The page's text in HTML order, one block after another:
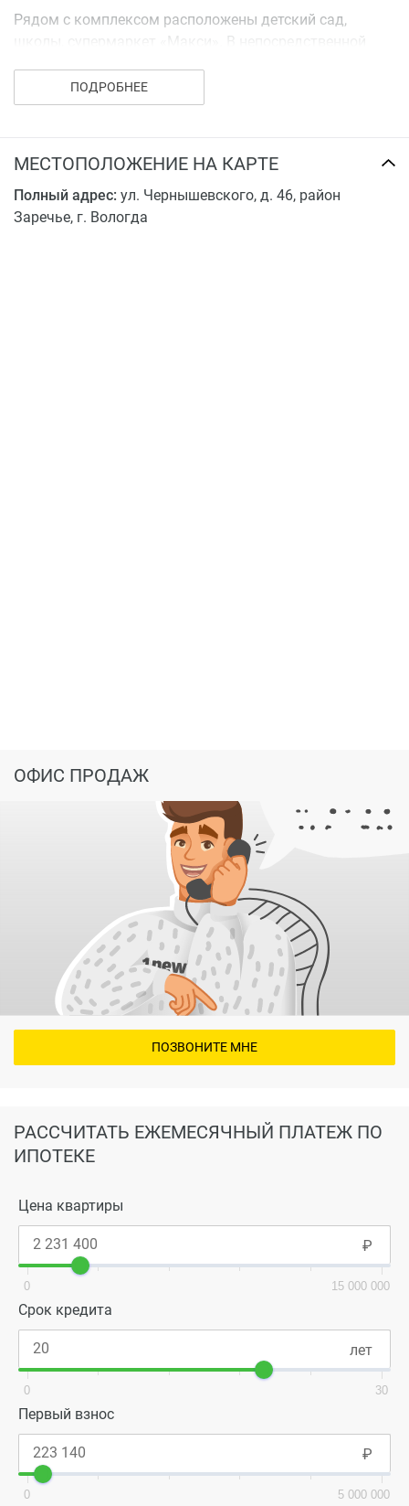
Рядом с комплексом расположены детский сад,
школы, супермаркет «Макси». В непосредственной
Ветеранов». 5 мин до центра Вологды.
Купить квартиру в ЖК по переулку Чернышевского
банков-партнеров. Возможна ипотека с
господдержкой Сбербанк, ВТБ.
ПОДРОБНЕЕ
МЕСТОПОЛОЖЕНИЕ НА КАРТЕ
Полный адрес: ул. Чернышевского, д. 46, район
Заречье, г. Вологда
РАССЧИТАТЬ ЕЖЕМЕСЯЧНЫЙ ПЛАТЕЖ ПО
ИПОТЕКЕ
Цена квартиры
0 15 000 000
Срок кредита
0 30
Первый взнос
0 5 000 000
ОФИС ПРОДАЖ
ПОЗВОНИТЕ МНЕ